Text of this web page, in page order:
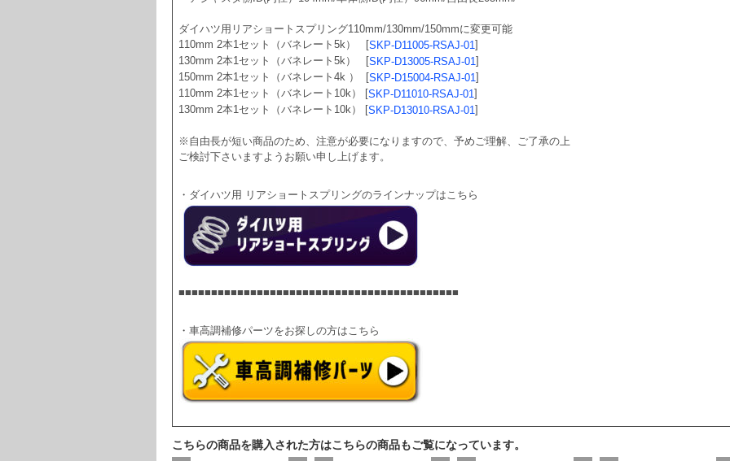
ダイハツ用リアショートスプリング110mm/130mm/150mmに変更可能
110mm 2本1セット（バネレート5k）   [SKP-D11005-RSAJ-01 ]
130mm 2本1セット（バネレート5k）   [SKP-D13005-RSAJ-01 ]
150mm 2本1セット（バネレート4k ）  [SKP-D15004-RSAJ-01 ]
110mm 2本1セット（バネレート10k） [SKP-D11010-RSAJ-01 ]
130mm 2本1セット（バネレート10k） [SKP-D13010-RSAJ-01 ]
※自由長が短い商品のため、注意が必要になりますので、予めご理解、ご了承の上
ご検討下さいますようお願い申し上げます。
・ダイハツ用 リアショートスプリングのラインナップはこちら
■■■■■■■■■■■■■■■■■■■■■■■■■■■■■■■■■■■■■■■■■■■
・車高調補修パーツをお探しの方はこちら
こちらの商品を購入された方はこちらの商品もご覧になっています。